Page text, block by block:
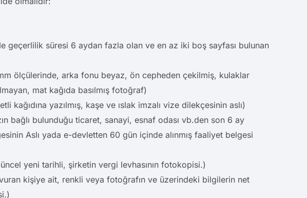
geçerlilik süresi 6 aydan fazla olan ve en az iki boş sayfası bulunan
ölçülerinde, arka fonu beyaz, ön cepheden çekilmiş, kulaklar
mat kağıda basılmış fotoğraf)
kağıdına yazılmış, kaşe ve ıslak imzalı vize dilekçesinin aslı)
bağlı bulunduğu ticaret, sanayi, esnaf odası vb.den son 6 ay
Aslı yada e-devletten 60 gün içinde alınmış faaliyet belgesi
yeni tarihli, şirketin vergi levhasının fotokopisi.)
kişiye ait, renkli veya fotoğrafın ve üzerindeki bilgilerin net